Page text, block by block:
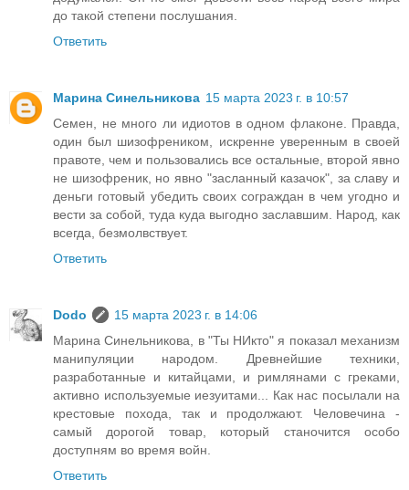
до такой степени послушания.
Ответить
Марина Синельникова 15 марта 2023 г. в 10:57
Семен, не много ли идиотов в одном флаконе. Правда,
один был шизофреником, искренне уверенным в своей
правоте, чем и пользовались все остальные, второй явно
не шизофреник, но явно "засланный казачок", за славу и
деньги готовый убедить своих сограждан в чем угодно и
вести за собой, туда куда выгодно заславшим. Народ, как
всегда, безмолвствует.
Ответить
Dodo
15 марта 2023 г. в 14:06
Марина Синельникова, в "Ты НИкто" я показал механизм
манипуляции народом. Древнейшие техники,
разработанные и китайцами, и римлянами с греками,
активно используемые иезуитами... Как нас посылали на
крестовые похода, так и продолжают. Человечина -
самый дорогой товар, который станочится особо
доступням во время войн.
Ответить